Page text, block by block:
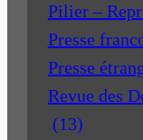
Pilier –
Presse
Presse
Revue des
(13)